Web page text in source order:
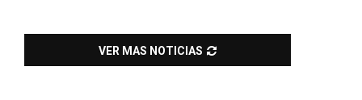
VER MAS NOTICIAS